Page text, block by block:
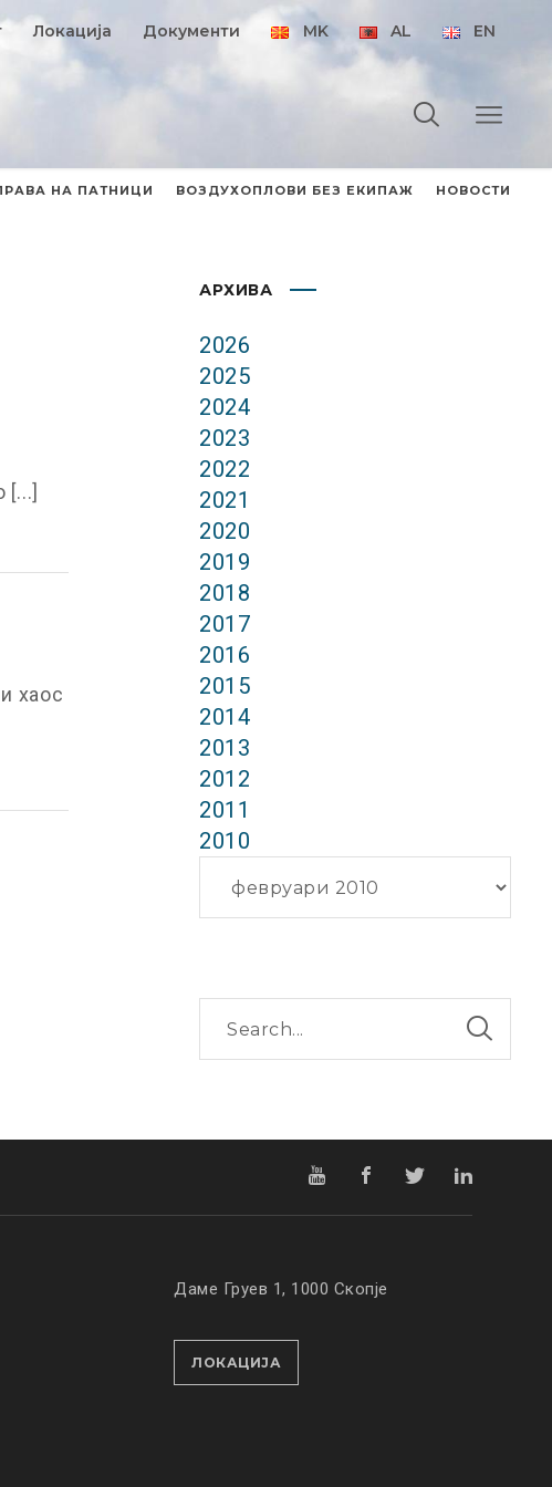
Локација Документи MK AL EN
НА ПАТНИЦИ ВОЗДУХОПЛОВИ БЕЗ ЕКИПАЖ НОВОСТИ
[...]
хаос
АРХИВА
2026
2025
2024
2023
2022
2021
2020
2019
2018
2017
2016
2015
2014
2013
2012
2011
2010
Даме Груев 1, 1000 Скопје
ЛОКАЦИЈА